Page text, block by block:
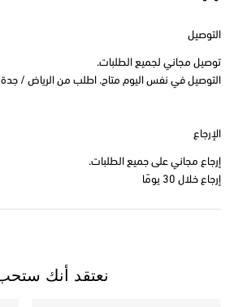
التوصيل
توصيل مجاني لجميع الطلبات.
التوصيل في نفس اليوم متاح. اطلب من الرياض / جدة قبل
الإرجاع
إرجاع مجاني على جميع الطلبات.
إرجاع خلال 30 يومًا
نعتقد أنك